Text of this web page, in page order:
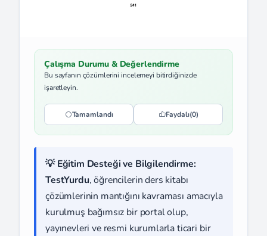
Çalışma Durumu & Değerlendirme
Bu sayfanın çözümlerini incelemeyi bitirdiğinizde
işaretleyin.
Tamamlandı Faydalı(0)
💡 Eğitim Desteği ve Bilgilendirme:
TestYurdu, öğrencilerin ders kitabı
çözümlerinin mantığını kavraması amacıyla
kurulmuş bağımsız bir portal olup,
yayınevleri ve resmi kurumlarla ticari bir